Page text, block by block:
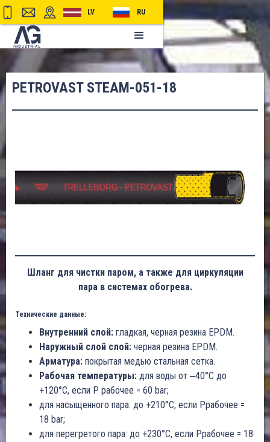
LV RU
PETROVAST STEAM-051-18
Шланг для чистки паром, а также для циркуляции
пара в системах обогрева.
Технические данные:
Внутренний слой: гладкая, черная резина EPDM.
Наружный слой слой: черная резина EPDM.
Арматура: покрытая медью стальная сетка.
Рабочая температуры: для воды от ‒40°C до
+120°C, если P рабочее = 60 bar;
для насыщенного пара: до +210°C, если Pрабочее =
18 bar;
для перегретого пара: до +230°C, если Pрабочее = 18